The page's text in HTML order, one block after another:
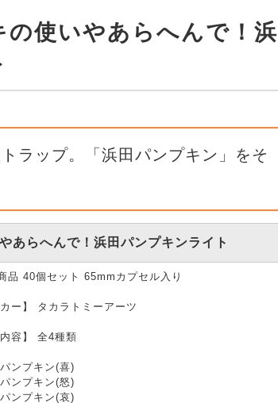
使いやあらへんで！浜
ラップ。「浜田パンプキン」をそ
あらへんで！浜田パンプキンライト
品 40個セット 65mmカプセル入り
カー】 タカラトミーアーツ
内容】 全4種類
パンプキン(喜)
パンプキン(怒)
パンプキン(哀)